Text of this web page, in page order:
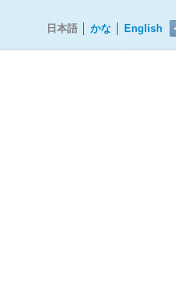
日本語 かな English